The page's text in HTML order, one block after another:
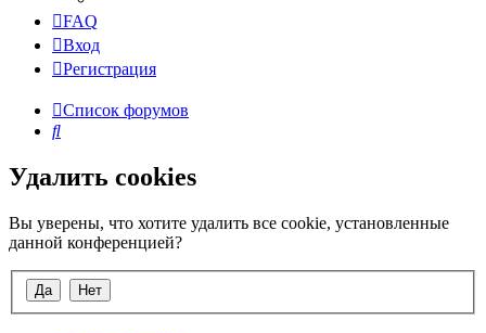
FAQ
Вход
Регистрация
Список форумов
Поиск
Удалить cookies
Вы уверены, что хотите удалить все cookie, установленные
данной конференцией?